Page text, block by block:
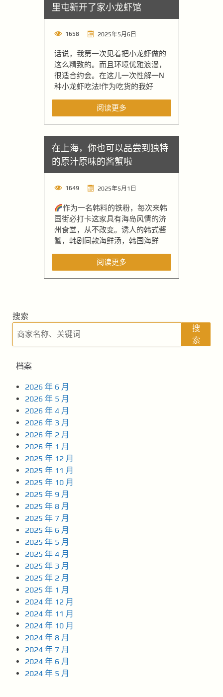
里屯新开了家小龙虾馆
1658 2025年5月6日
话说，我第一次见着把小龙虾做的
这么精致的。而且环境优雅浪漫，
很适合约会。在这儿一次性解一N
种小龙虾吃法!作为吃货的我好
阅读更多
在上海，你也可以品尝到独特
的原汁原味的酱蟹啦
1649 2025年5月1日
作为一名韩料的铁粉，每次来韩
国街必打卡这家具有海岛风情的济
州食堂，从不改变。诱人的韩式酱
蟹，韩剧同款海鲜汤，韩国海鲜
阅读更多
搜索
搜
索
档案
2026 年 6 月
2026 年 5 月
2026 年 4 月
2026 年 3 月
2026 年 2 月
2026 年 1 月
2025 年 12 月
2025 年 11 月
2025 年 10 月
2025 年 9 月
2025 年 8 月
2025 年 7 月
2025 年 6 月
2025 年 5 月
2025 年 4 月
2025 年 3 月
2025 年 2 月
2025 年 1 月
2024 年 12 月
2024 年 11 月
2024 年 10 月
2024 年 8 月
2024 年 7 月
2024 年 6 月
2024 年 5 月